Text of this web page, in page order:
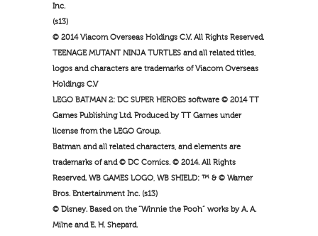
Inc.
(s13)
© 2014 Viacom Overseas Holdings C.V. All Rights Reserved.
TEENAGE MUTANT NINJA TURTLES and all related titles,
logos and characters are trademarks of Viacom Overseas
Holdings C.V
LEGO BATMAN 2: DC SUPER HEROES software © 2014 TT
Games Publishing Ltd. Produced by TT Games under
license from the LEGO Group.
Batman and all related characters, and elements are
trademarks of and © DC Comics. © 2014. All Rights
Reserved. WB GAMES LOGO, WB SHIELD: ™ & © Warner
Bros. Entertainment Inc. (s13)
© Disney. Based on the “Winnie the Pooh” works by A. A.
Milne and E. H. Shepard.